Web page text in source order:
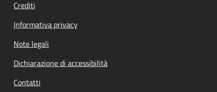
Crediti
Informativa privacy
Note legali
Dichiarazione di accessibilità
Contatti